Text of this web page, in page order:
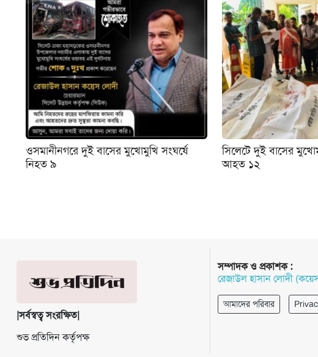
ওসমানীনগরে দুই বাসের মুখোমুখি সংঘর্ষে
নিহত ৯
সিলেটে দুই বাসের
আহত ১২
|সর্বস্বত্ব সংরক্ষিত|
শুভ প্রতিদিন কর্তৃপক্ষ
সম্পাদক ও প্রকাশক :
রেজাউল হাসান লোদী
আমাদের পরিবার